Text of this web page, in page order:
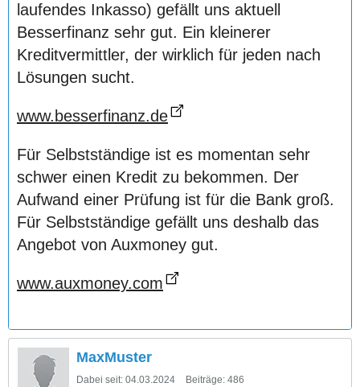
laufendes Inkasso) gefällt uns aktuell
Besserfinanz sehr gut. Ein kleinerer
Kreditvermittler, der wirklich für jeden nach
Lösungen sucht.
www.besserfinanz.de
Für Selbstständige ist es momentan sehr
schwer einen Kredit zu bekommen. Der
Aufwand einer Prüfung ist für die Bank groß.
Für Selbstständige gefällt uns deshalb das
Angebot von Auxmoney gut.
www.auxmoney.com
MaxMuster
Dabei seit: 04.03.2024 Beiträge: 486